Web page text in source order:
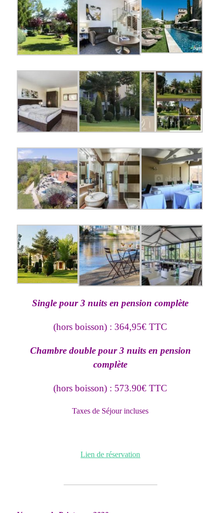
Single pour 3 nuits en pension complète
(hors boisson) : 364,95€ TTC
Chambre double pour 3 nuits en pension
complète
(hors boisson) : 573.90€ TTC
Taxes de Séjour incluses
Lien de réservation